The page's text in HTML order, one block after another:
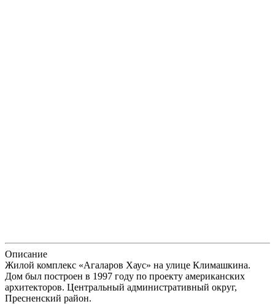
Описание
Жилой комплекс «Агаларов Хаус» на улице Климашкина.
Дом был построен в 1997 году по проекту американских
архитекторов. Центральный административный округ,
Пресненский район.